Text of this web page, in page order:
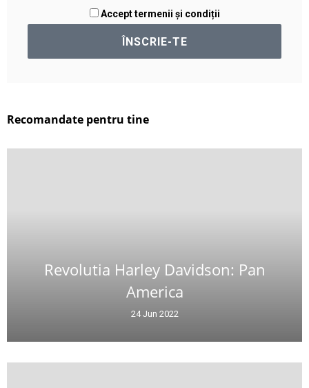
Accept termenii și condiții
Recomandate pentru tine
Revolutia Harley Davidson: Pan
America
24 Jun 2022